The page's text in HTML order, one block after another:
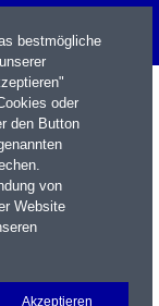
Login
bestmögliche
oder
den Button
von
Website
Akzeptieren